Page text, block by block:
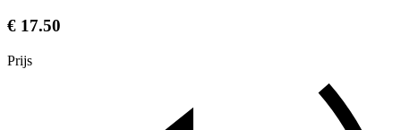
€ 17.50
Prijs